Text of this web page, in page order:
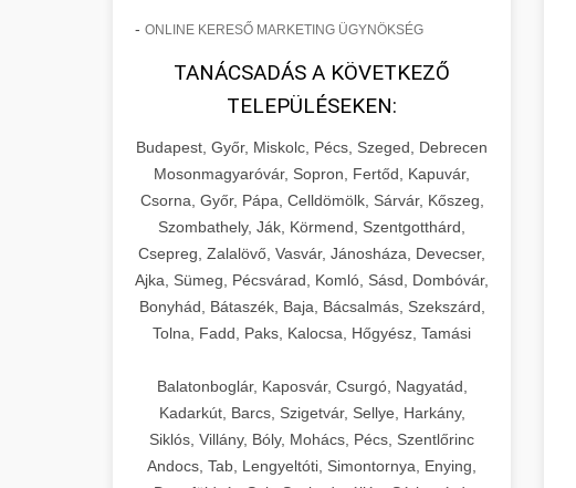
- ONLINE KERESŐ MARKETING ÜGYNÖKSÉG
TANÁCSADÁS A KÖVETKEZŐ
TELEPÜLÉSEKEN:
Budapest, Győr, Miskolc, Pécs, Szeged, Debrecen
Mosonmagyaróvár, Sopron, Fertőd, Kapuvár,
Csorna, Győr, Pápa, Celldömölk, Sárvár, Kőszeg,
Szombathely, Ják, Körmend, Szentgotthárd,
Csepreg, Zalalövő, Vasvár, Jánosháza, Devecser,
Ajka, Sümeg, Pécsvárad, Komló, Sásd, Dombóvár,
Bonyhád, Bátaszék, Baja, Bácsalmás, Szekszárd,
Tolna, Fadd, Paks, Kalocsa, Hőgyész, Tamási
Balatonboglár, Kaposvár, Csurgó, Nagyatád,
Kadarkút, Barcs, Szigetvár, Sellye, Harkány,
Siklós, Villány, Bóly, Mohács, Pécs, Szentlőrinc
Andocs, Tab, Lengyeltóti, Simontornya, Enying,